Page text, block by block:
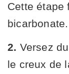
Cette étape
bicarbonate.
2. Versez
le creux de